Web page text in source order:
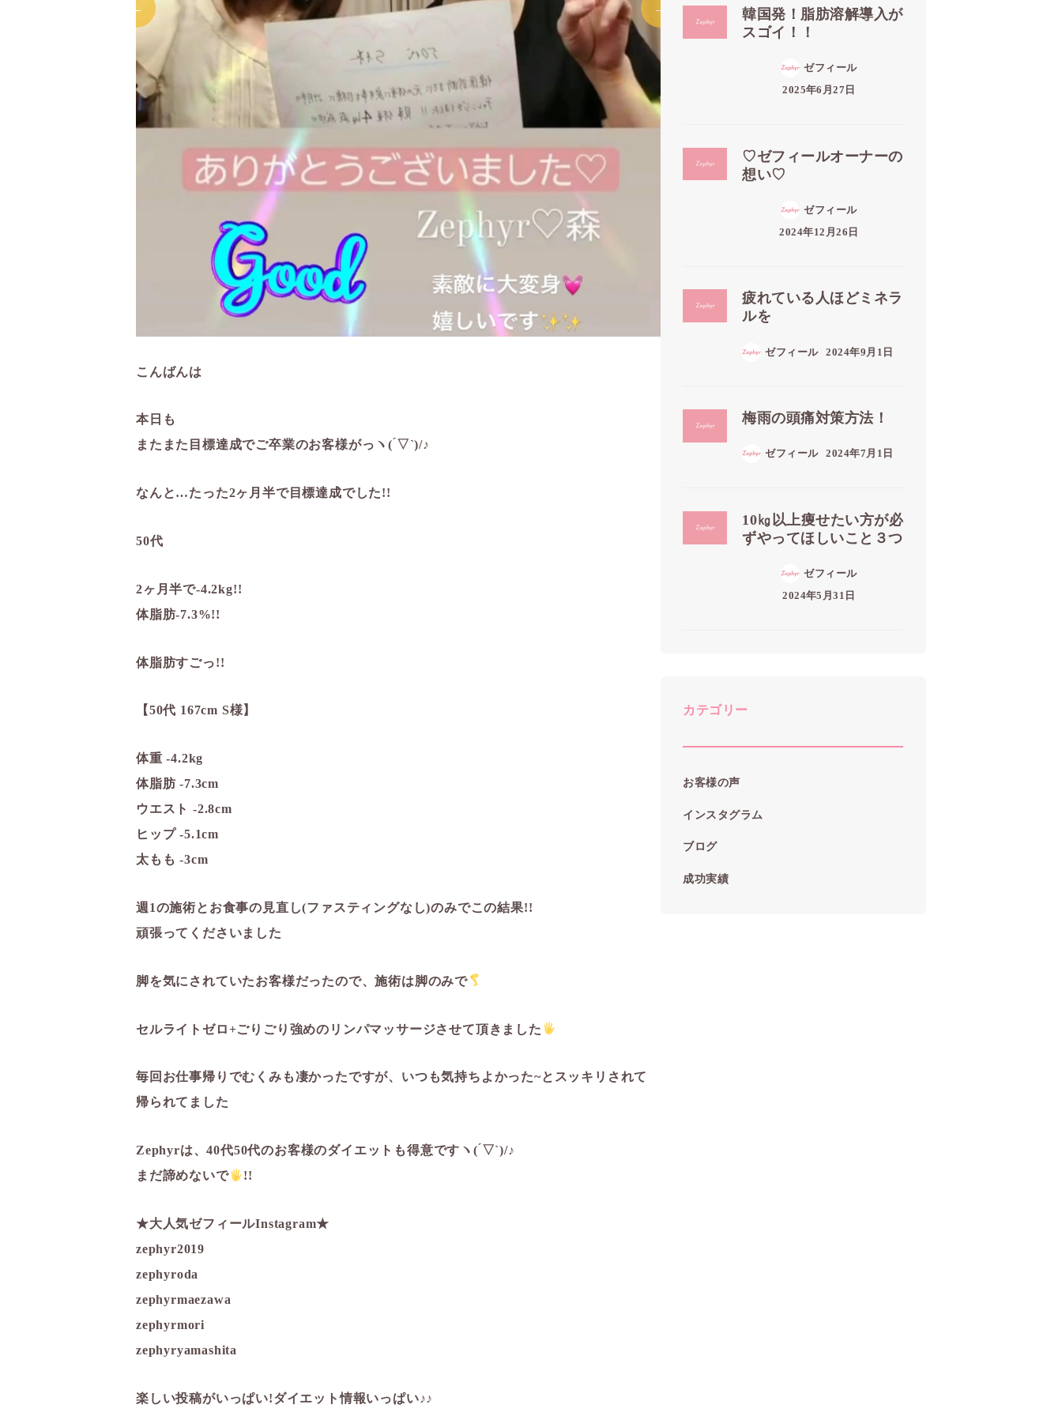
こんばんは
本日も
またまた目標達成でご卒業のお客様がっヽ( ́▽`)/♪
なんと…たった2ヶ月半で目標達成でした!!️
50代
2ヶ月半で-4.2kg!!️
体脂肪-7.3%!!️
体脂肪すごっ!!️
【50代 167cm S様】
体重 -4.2kg
体脂肪 -7.3cm
ウエスト -2.8cm
ヒップ -5.1cm
太もも -3cm
週1の施術とお食事の見直し(ファスティングなし)のみでこの結果!!️
頑張ってくださいました
脚を気にされていたお客様だったので、施術は脚のみで
セルライトゼロ+ごりごり強めのリンパマッサージさせて頂きました
毎回お仕事帰りでむくみも凄かったですが、いつも気持ちよかった~とスッキリされて
帰られてました
Zephyrは、40代50代のお客様のダイエットも得意ですヽ( ́▽`)/♪
まだ諦めないで
!!
★大人気ゼフィールInstagram★
zephyr2019
zephyroda
zephyrmaezawa
zephyrmori
zephyryamashita
楽しい投稿がいっぱい!ダイエット情報いっぱい♪♪
韓国発！脂肪溶解導入が
スゴイ！！
ゼフィール
2025年6月27日
♡ゼフィールオーナーの
想い♡
ゼフィール
2024年12月26日
疲れている人ほどミネラ
ルを
ゼフィール 2024年9月1日
梅雨の頭痛対策方法！
ゼフィール 2024年7月1日
10㎏以上痩せたい方が必
ずやってほしいこと３つ
ゼフィール
2024年5月31日
カテゴリー
お客様の声
インスタグラム
ブログ
成功実績